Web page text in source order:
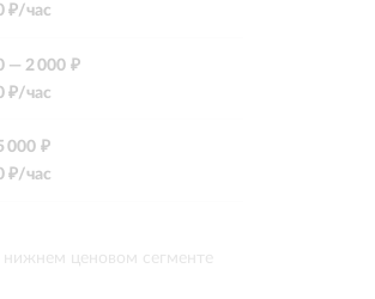
₽/час
— 2 000 ₽
₽/час
000 ₽
₽/час
нижнем ценовом сегменте